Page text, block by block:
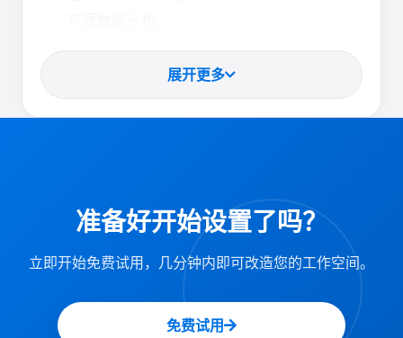
可自定义的调查：使用以下字段创建定制的
问题：提供四种问题类型：
是/否 ：简单的二进制选择。
：提供多项选择选项。
展开更多
准备好开始设置了吗？
立即开始免费试用，几分钟内即可改造您的工作空间。
免费试用